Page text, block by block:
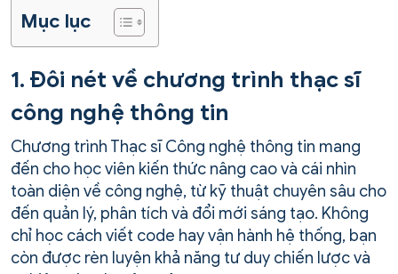
Mục lục
1. Đôi nét về chương trình thạc sĩ
công nghệ thông tin
Chương trình Thạc sĩ Công nghệ thông tin mang
đến cho học viên kiến thức nâng cao và cái nhìn
toàn diện về công nghệ, từ kỹ thuật chuyên sâu cho
đến quản lý, phân tích và đổi mới sáng tạo. Không
chỉ học cách viết code hay vận hành hệ thống, bạn
còn được rèn luyện khả năng tư duy chiến lược và